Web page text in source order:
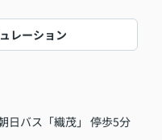
レーション
日バス「織茂」 停歩5分